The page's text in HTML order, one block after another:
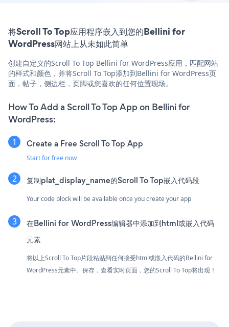
将Scroll To Top应用程序嵌入到您的Bellini for
WordPress网站上从未如此简单
创建自定义的Scroll To Top Bellini for WordPress应用，匹配网站
的样式和颜色，并将Scroll To Top添加到Bellini for WordPress页
面，帖子，侧边栏，页脚或您喜欢的任何位置现场。
How To Add a Scroll To Top App on Bellini for
WordPress:
Create a Free Scroll To Top App
Start for free now
复制plat_display_name的Scroll To Top嵌入代码段
Your code block will be available once you create your app
在Bellini for WordPress编辑器中添加到html或嵌入代码
元素
将以上Scroll To Top片段粘贴到任何接受html或嵌入代码的Bellini for
WordPress元素中。保存，查看实时页面，您的Scroll To Top将出现！